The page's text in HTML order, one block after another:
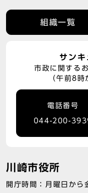
組織一覧
サンキ
市政に関する
（午前8
電話番号
044-200-
川崎市役所
開庁時間：月曜日か